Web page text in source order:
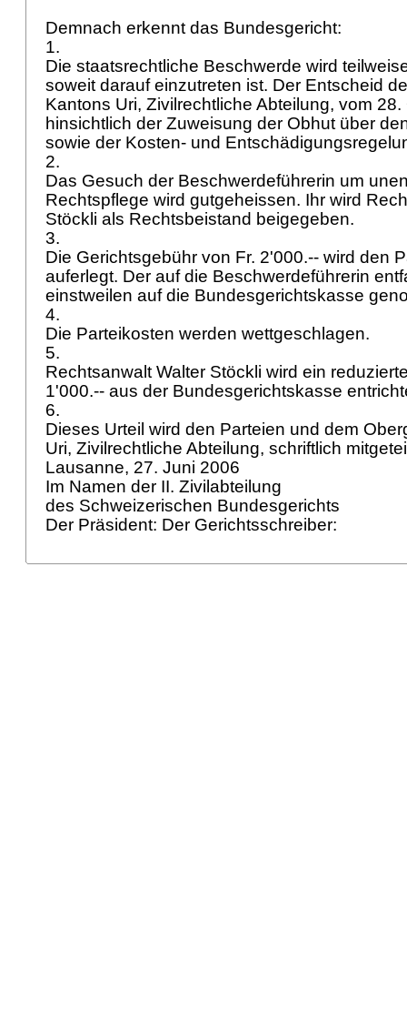
Demnach erkennt das Bundesgericht:
1.
Die staatsrechtliche Beschwerde wird
soweit darauf einzutreten ist. Der Entscheid
Kantons Uri, Zivilrechtliche Abteilung, vom
hinsichtlich der Zuweisung der Obhut über
sowie der Kosten- und
2.
Das Gesuch der Beschwerdeführerin um
Rechtspflege wird gutgeheissen. Ihr wird
Stöckli als Rechtsbeistand beigegeben.
3.
Die Gerichtsgebühr von Fr. 2'000.-- wird den
auferlegt. Der auf die Beschwerdeführerin
einstweilen auf die Bundesgerichtskasse
4.
Die Parteikosten werden wettgeschlagen.
5.
Rechtsanwalt Walter Stöckli wird ein
1'000.-- aus der Bundesgerichtskasse
6.
Dieses Urteil wird den Parteien und dem
Uri, Zivilrechtliche Abteilung, schriftlich
Lausanne, 27. Juni 2006
Im Namen der II. Zivilabteilung
des Schweizerischen Bundesgerichts
Der Präsident: Der Gerichtsschreiber: